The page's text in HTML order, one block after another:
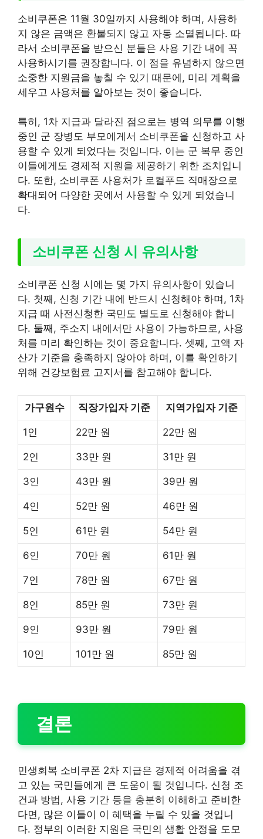
소비쿠폰은 11월 30일까지 사용해야 하며, 사용하
지 않은 금액은 환불되지 않고 자동 소멸됩니다. 따
라서 소비쿠폰을 받으신 분들은 사용 기간 내에 꼭
사용하시기를 권장합니다. 이 점을 유념하지 않으면
소중한 지원금을 놓칠 수 있기 때문에, 미리 계획을
세우고 사용처를 알아보는 것이 좋습니다.
특히, 1차 지급과 달라진 점으로는 병역 의무를 이행
중인 군 장병도 부모에게서 소비쿠폰을 신청하고 사
용할 수 있게 되었다는 것입니다. 이는 군 복무 중인
이들에게도 경제적 지원을 제공하기 위한 조치입니
다. 또한, 소비쿠폰 사용처가 로컬푸드 직매장으로
확대되어 다양한 곳에서 사용할 수 있게 되었습니
다.
소비쿠폰 신청 시 유의사항
소비쿠폰 신청 시에는 몇 가지 유의사항이 있습니
다. 첫째, 신청 기간 내에 반드시 신청해야 하며, 1차
지급 때 사전신청한 국민도 별도로 신청해야 합니
다. 둘째, 주소지 내에서만 사용이 가능하므로, 사용
처를 미리 확인하는 것이 중요합니다. 셋째, 고액 자
산가 기준을 충족하지 않아야 하며, 이를 확인하기
위해 건강보험료 고지서를 참고해야 합니다.
가구원수 직장가입자 기준 지역가입자 기준
1인 22만 원 22만 원
2인 33만 원 31만 원
3인 43만 원 39만 원
4인 52만 원 46만 원
5인 61만 원 54만 원
6인 70만 원 61만 원
7인 78만 원 67만 원
8인 85만 원 73만 원
9인 93만 원 79만 원
10인 101만 원 85만 원
결론
민생회복 소비쿠폰 2차 지급은 경제적 어려움을 겪
고 있는 국민들에게 큰 도움이 될 것입니다. 신청 조
건과 방법, 사용 기간 등을 충분히 이해하고 준비한
다면, 많은 이들이 이 혜택을 누릴 수 있을 것입니
다. 정부의 이러한 지원은 국민의 생활 안정을 도모